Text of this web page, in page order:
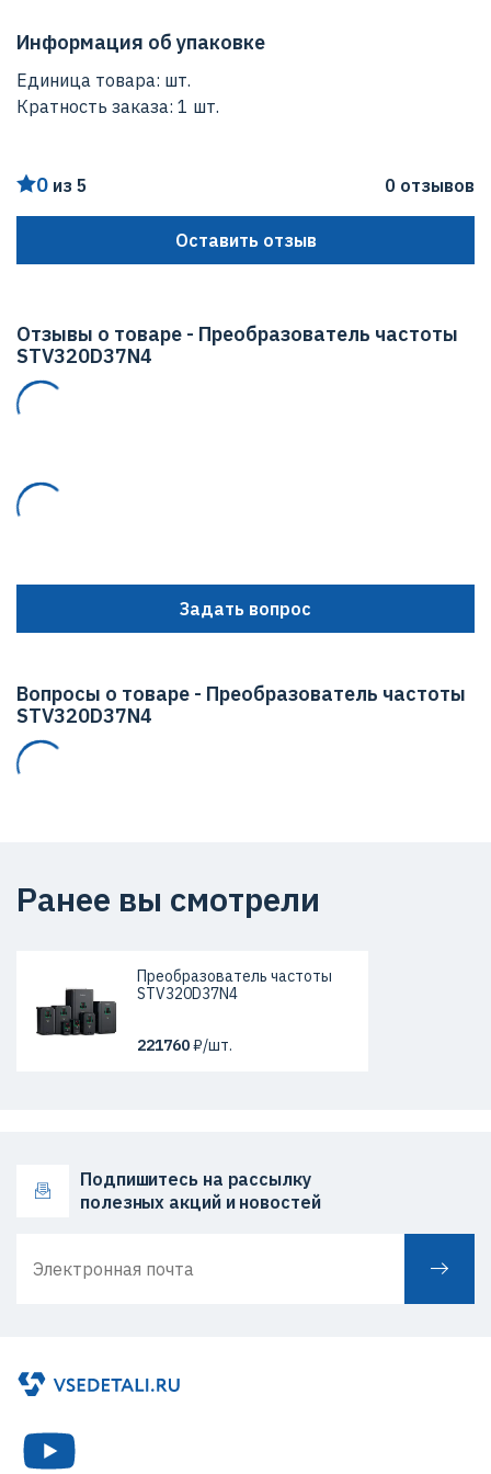
IP20.
400 мм
Количество фаз
3
37 кВт
Степень защиты (IP)
Информация об упаковке
Единица товара: шт.
Кратность заказа: 1 шт.
0 из 5 0 отзывов
Оставить отзыв
Отзывы о товаре - Преобразователь частоты
STV320D37N4
Задать вопрос
Вопросы о товаре - Преобразователь частоты
STV320D37N4
Ранее вы смотрели
Преобразователь частоты
STV320D37N4
221760₽/шт.
Подпишитесь на рассылку
полезных акций и новостей